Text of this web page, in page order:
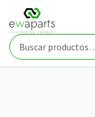
navegación
contenido
Buscar
por:
Inicio